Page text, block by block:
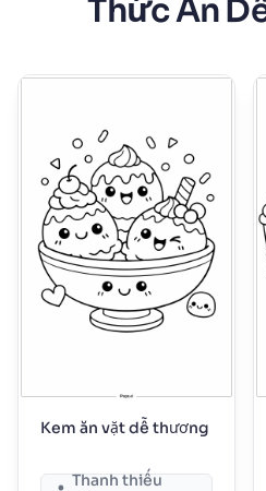
Thức Ăn
Kem ăn vặt dễ thương
Thanh thiếu